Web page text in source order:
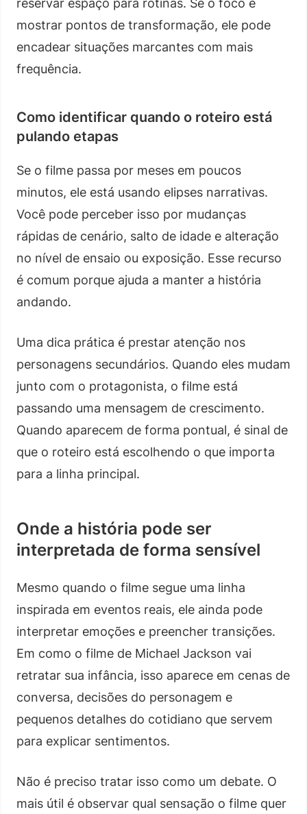
reservar espaço para rotinas. Se o foco é
mostrar pontos de transformação, ele pode
encadear situações marcantes com mais
frequência.
Como identificar quando o roteiro está
pulando etapas
Se o filme passa por meses em poucos
minutos, ele está usando elipses narrativas.
Você pode perceber isso por mudanças
rápidas de cenário, salto de idade e alteração
no nível de ensaio ou exposição. Esse recurso
é comum porque ajuda a manter a história
andando.
Uma dica prática é prestar atenção nos
personagens secundários. Quando eles mudam
junto com o protagonista, o filme está
passando uma mensagem de crescimento.
Quando aparecem de forma pontual, é sinal de
que o roteiro está escolhendo o que importa
para a linha principal.
Onde a história pode ser
interpretada de forma sensível
Mesmo quando o filme segue uma linha
inspirada em eventos reais, ele ainda pode
interpretar emoções e preencher transições.
Em como o filme de Michael Jackson vai
retratar sua infância, isso aparece em cenas de
conversa, decisões do personagem e
pequenos detalhes do cotidiano que servem
para explicar sentimentos.
Não é preciso tratar isso como um debate. O
mais útil é observar qual sensação o filme quer